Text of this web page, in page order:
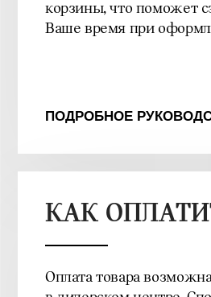
корзины, что поможет
Ваше время при
ПОДРОБНОЕ
КАК
Оплата товара